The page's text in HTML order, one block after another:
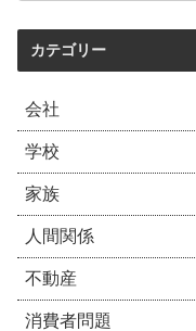
カテゴリー
会社
学校
家族
人間関係
不動産
消費者問題